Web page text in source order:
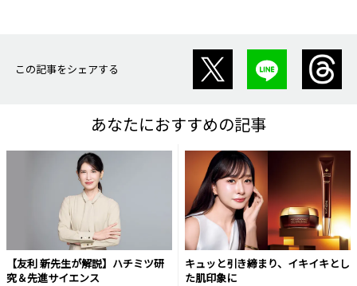
この記事をシェアする
あなたにおすすめの記事
【友利 新先生が解説】ハチミツ研
究＆先進サイエンス
キュッと引き締まり、イキイキとし
た肌印象に